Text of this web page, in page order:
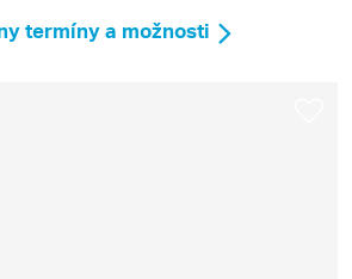
termíny a možnosti